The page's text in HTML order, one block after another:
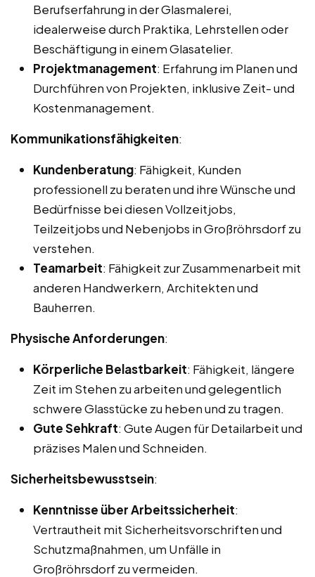
Berufserfahrung in der Glasmalerei,
idealerweise durch Praktika, Lehrstellen oder
Beschäftigung in einem Glasatelier.
Projektmanagement: Erfahrung im Planen und
Durchführen von Projekten, inklusive Zeit- und
Kostenmanagement.
Kommunikationsfähigkeiten:
Kundenberatung: Fähigkeit, Kunden
professionell zu beraten und ihre Wünsche und
Bedürfnisse bei diesen Vollzeitjobs,
Teilzeitjobs und Nebenjobs in Großröhrsdorf zu
verstehen.
Teamarbeit: Fähigkeit zur Zusammenarbeit mit
anderen Handwerkern, Architekten und
Bauherren.
Physische Anforderungen:
Körperliche Belastbarkeit: Fähigkeit, längere
Zeit im Stehen zu arbeiten und gelegentlich
schwere Glasstücke zu heben und zu tragen.
Gute Sehkraft: Gute Augen für Detailarbeit und
präzises Malen und Schneiden.
Sicherheitsbewusstsein:
Kenntnisse über Arbeitssicherheit:
Vertrautheit mit Sicherheitsvorschriften und
Schutzmaßnahmen, um Unfälle in
Großröhrsdorf zu vermeiden.